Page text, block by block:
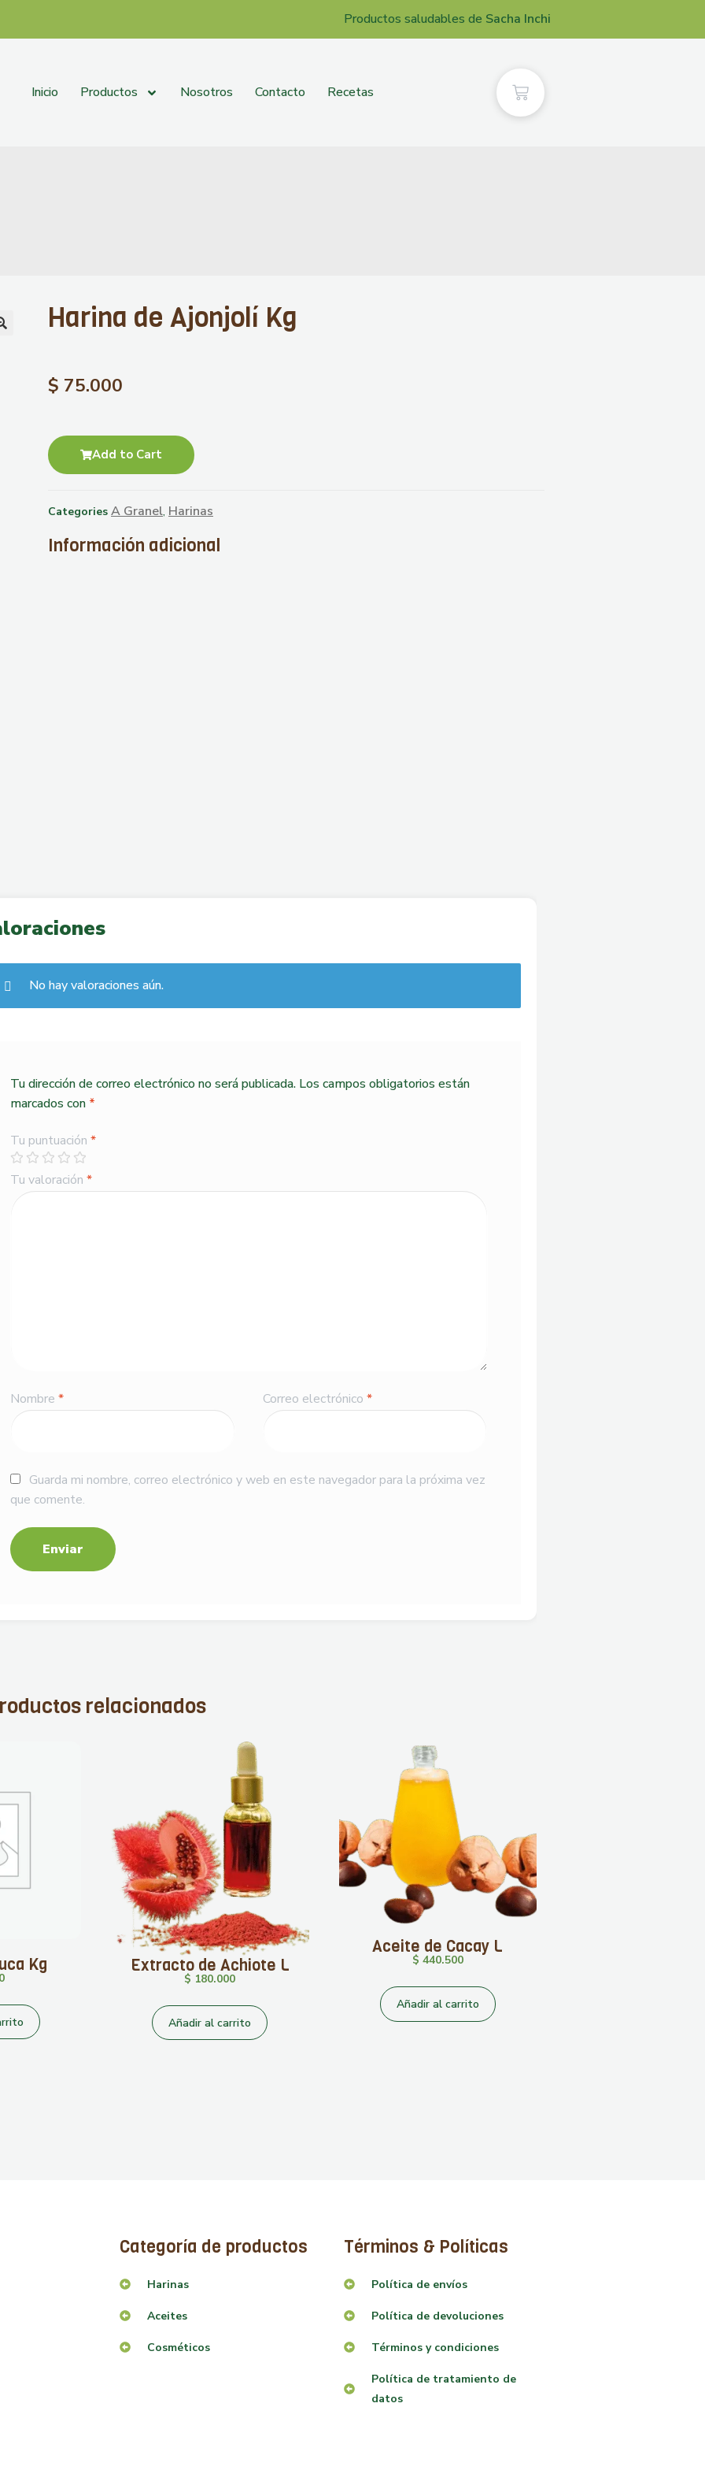
Productos saludables de Sacha Inchi
Inicio Productos Nosotros Contacto Recetas
Harina de Ajonjolí Kg
$ 75.000
Add to Cart
Categories A Granel, Harinas
Información adicional
No hay valoraciones aún.
Tu dirección de correo electrónico no será publicada. Los campos obligatorios están
marcados con *
Tu puntuación*
Tu valoración*
Nombre* Correo electrónico*
Guarda mi nombre, correo electrónico y web en este navegador para la próxima vez
que comente.
relacionados
Kg Extracto de Achiote L
$ 180.000
Añadir al carrito
Aceite de Cacay L
$ 440.500
Añadir al carrito
Categoría de productos
Harinas
Aceites
Cosméticos
Términos & Políticas
Política de envíos
Política de devoluciones
Términos y condiciones
Política de tratamiento de
datos